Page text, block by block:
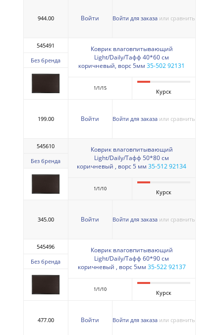
944.00 Войти Войти для заказа или сравнить
545491
Без бренда
Коврик влаговпитывающий
Light/Daily/Тафф 40*60 см
коричневый, ворс 5мм 35-502 92131
1/1/15 Курск
199.00 Войти Войти для заказа или сравнить
545610
Без бренда
Коврик влаговпитывающий
Light/Daily/Тафф 50*80 см
коричневый , ворс 5 мм 35-512 92134
1/1/10 Курск
345.00 Войти Войти для заказа или сравнить
545496
Без бренда
Коврик влаговпитывающий
Light/Daily/Тафф 60*90 см
коричневый , ворс 5мм 35-522 92137
1/1/10 Курск
477.00 Войти Войти для заказа или сравнить